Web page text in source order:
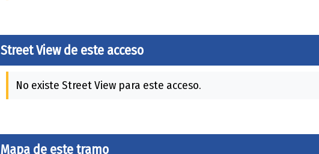
Street View de este acceso
No existe Street View para este acceso.
Mapa de este tramo